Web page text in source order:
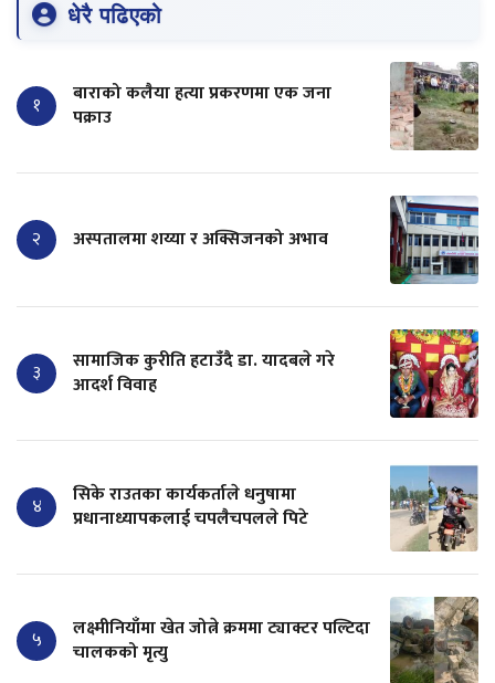
धेरै पढिएको
१
बाराको कलैया हत्या प्रकरणमा एक जना
पक्राउ
२ अस्पतालमा शय्या र अक्सिजनको अभाव
३
सामाजिक कुरीति हटाउँदै डा. यादबले गरे
आदर्श विवाह
४
सिके राउतका कार्यकर्ताले धनुषामा
प्रधानाध्यापकलाई चपलैचपलले पिटे
५
लक्ष्मीनियाँमा खेत जोत्ने क्रममा ट्याक्टर पल्टिदा
चालकको मृत्यु